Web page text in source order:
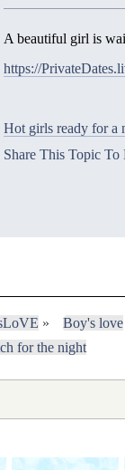
A beautiful girl is
https://
Hot girls ready for a
Share This Topic To
» Boy's love
for the night